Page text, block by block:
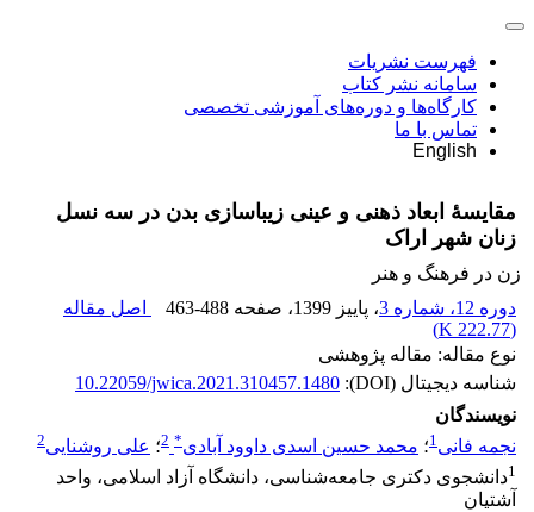
فهرست نشریات
سامانه نشر کتاب
کارگاه‌ها و دوره‌های آموزشی تخصصی
تماس با ما
English
مقایسۀ ابعاد ذهنی و عینی زیباسازی بدن در سه نسل
زنان شهر اراک
زن در فرهنگ و هنر
دوره 12، شماره 3
، پاییز 1399 ، صفحه 463-488
اصل مقاله
(
222.77 K
)
نوع مقاله: مقاله پژوهشی
شناسه دیجیتال (DOI):
10.22059/jwica.2021.310457.1480
نویسندگان
نجمه فانی1؛ محمد حسین اسدی داوود آبادی*
2؛ علی روشنایی2
1دانشجوی دکتری جامعه‌شناسی، دانشگاه آزاد اسلامی، واحد
آشتیان